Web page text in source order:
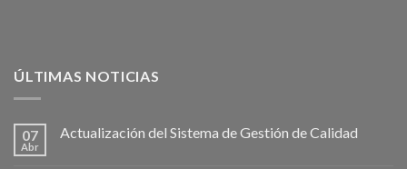
ÚLTIMAS NOTICIAS
07
Abr
Actualización del Sistema de Gestión de Calidad